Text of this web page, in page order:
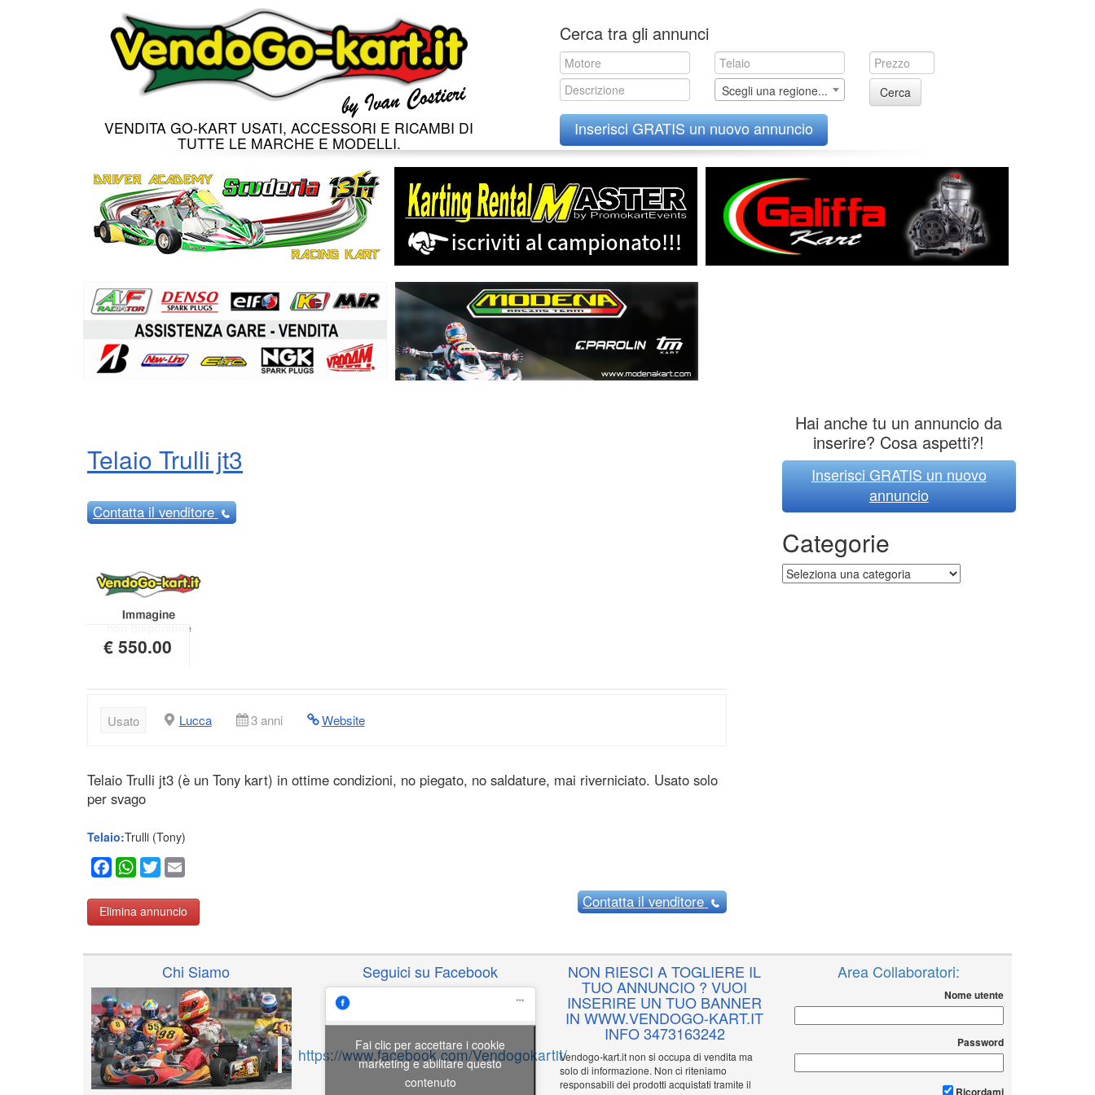
VENDITA GO-KART USATI, ACCESSORI E RICAMBI DI
TUTTE LE MARCHE E MODELLI.
to
content
Cerca tra gli annunci
Scegli una regione... Cerca
Inserisci GRATIS un nuovo annuncio
Telaio Trulli jt3
Contattail venditore
€ 550.00
Usato Lucca 3 anni Website
Telaio Trulli jt3 (è un Tony kart) in ottime condizioni, no piegato, no saldature, mai riverniciato. Usato solo
per svago
Telaio:Trulli (Tony)
Facebook
WhatsApp
Twitter
Elimina annuncio
Contattail venditore
Hai anche tu un annuncio da
inserire? Cosa aspetti?!
Inserisci GRATIS un nuovo
annuncio
Categorie
Categorie
Chi Siamo Seguici su Facebook
https://www.facebook.com/Vendogokartit/
Fai clic per accettare i cookie
marketing e abilitare questo
contenuto
NON RIESCI A TOGLIERE IL
TUO ANNUNCIO ? VUOI
INSERIRE UN TUO BANNER
IN WWW.VENDOGO-KART.IT
INFO 3473163242
Vendogo-kart.it non si occupa di vendita ma
solo di informazione. Non ci riteniamo
responsabili dei prodotti acquistati tramite il
Area Collaboratori:
Nome utente
Password
Ricordami